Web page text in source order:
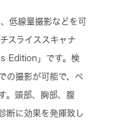
低線量撮影などを可
スライススキャナ
Edition」です。検
の撮影が可能で、ペ
。頭部、胸部、腹
断に効果を発揮致し